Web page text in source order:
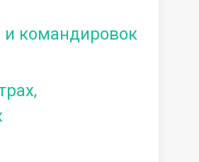
и командировок